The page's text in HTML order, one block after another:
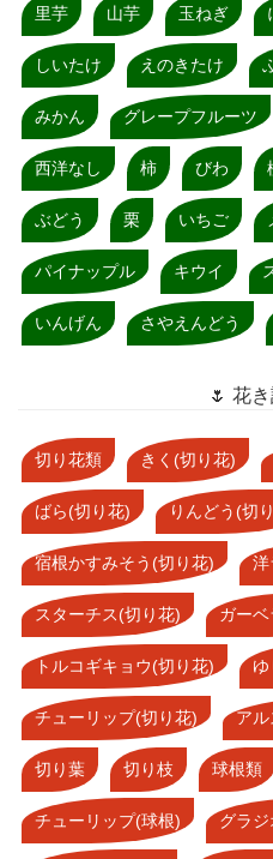
里芋 山芋 玉ねぎ
しいたけ えのきたけ
みかん グレープフルーツ
西洋なし 柿 びわ
ぶどう 栗 いちご
パイナップル キウイ
いんげん さやえんどう
🌷 花
切り花類 きく(切り花)
ばら(切り花) りんどう(切
宿根かすみそう(切り花) 洋
スターチス(切り花) ガー
トルコギキョウ(切り花)
チューリップ(切り花) アル
切り葉 切り枝 球根類
チューリップ(球根) グラ